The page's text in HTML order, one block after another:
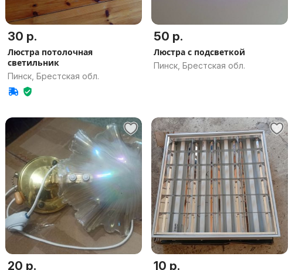
30 р.
Люстра потолочная
светильник
Пинск, Брестская обл.
50 р.
Люстра с подсветкой
Пинск, Брестская обл.
20 р. 10 р.